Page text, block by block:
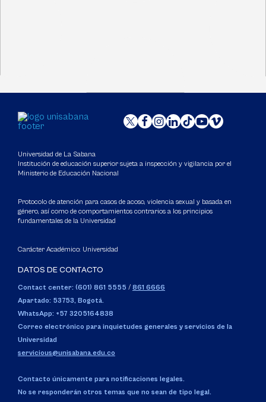
Universidad de La Sabana
Institución de educación superior sujeta a inspección y vigilancia por el
Ministerio de Educación Nacional
Protocolo de atención para casos de acoso, violencia sexual y basada en
género, así como de comportamientos contrarios a los principios
fundamentales de la Universidad
Carácter Académico: Universidad
DATOS DE CONTACTO
Contact center: (601) 861 5555 / 861 6666
Apartado: 53753, Bogotá.
WhatsApp: +57 3205164838
Correo electrónico para inquietudes generales y servicios de la
Universidad
servicious@unisabana.edu.co
Contacto únicamente para notificaciones legales.
No se responderán otros temas que no sean de tipo legal.